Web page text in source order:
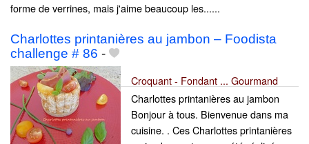
forme de verrines, mais j'aime beaucoup les......
Charlottes printanières au jambon – Foodista
challenge # 86 -
Croquant - Fondant ... Gourmand
Charlottes printanières au jambon
Bonjour à tous. Bienvenue dans ma
cuisine. . Ces Charlottes printanières